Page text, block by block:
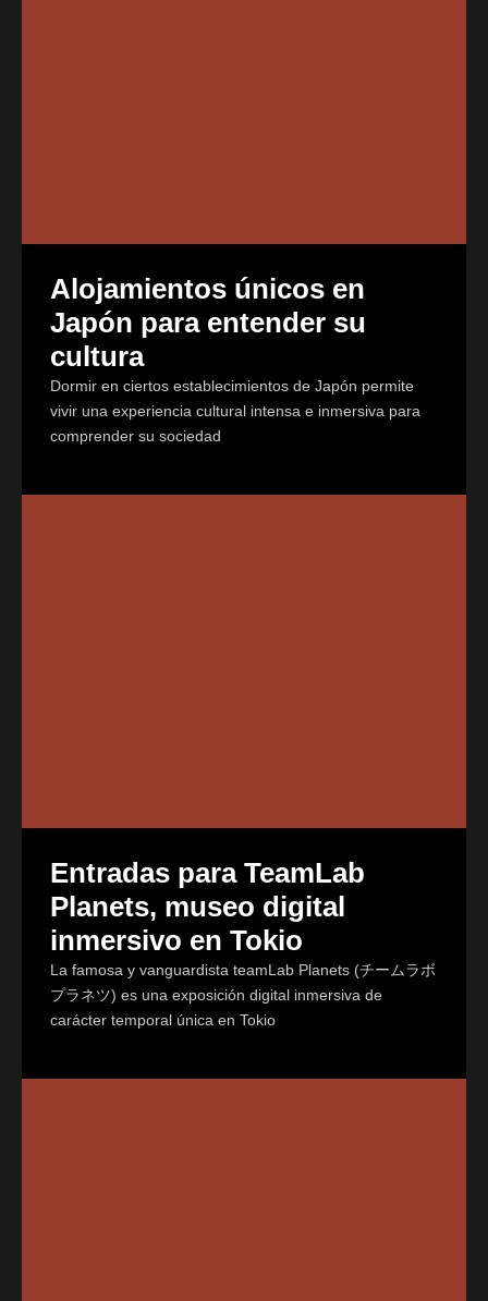
Alojamientos únicos en
Japón para entender su
cultura
Dormir en ciertos establecimientos de Japón permite
vivir una experiencia cultural intensa e inmersiva para
comprender su sociedad
Entradas para TeamLab
Planets, museo digital
inmersivo en Tokio
La famosa y vanguardista teamLab Planets (チームラボ
プラネツ) es una exposición digital inmersiva de
carácter temporal única en Tokio